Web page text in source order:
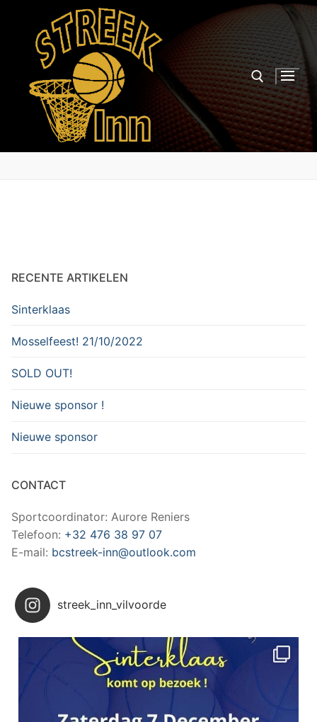
contenu
RECENTE ARTIKELEN
Sinterklaas
Mosselfeest! 21/10/2022
SOLD OUT!
Nieuwe sponsor !
Nieuwe sponsor
CONTACT
Sportcoordinator: Aurore Reniers
Telefoon: +32 476 38 97 07
E-mail: bcstreek-inn@outlook.com
streek_inn_vilvoorde